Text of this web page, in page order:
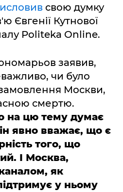
свою думку
Євгенії Кутнової
Politeka Online.
заявив,
чи було
Москви,
смертю.
на цю тему думає
явно вважає, що є
того, що
І Москва,
як
у ньому